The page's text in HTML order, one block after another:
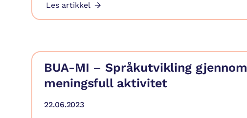
Les artikkel
BUA-MI – Språkutvikling gjennom
meningsfull aktivitet
22.06.2023